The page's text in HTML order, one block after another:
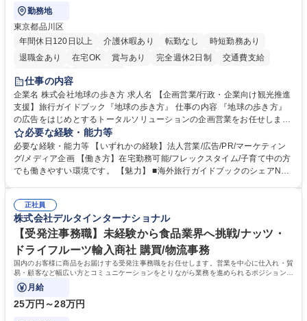
勤務地
東京都品川区
年間休日120日以上
介護休暇あり 転勤なし
時短勤務あり
退職金あり
在宅OK 賞与あり 完全週休2日制
交通費支給
駅近5分以内
仕事の内容
企業名 株式会社地球の歩き方 求人名 【企画営業/行政・企業向け観光推進
支援】旅行ガイドブック『地球の歩き方』 仕事の内容 『地球の歩き方』
の広告をはじめとするトータルソリューションの企画営業をお任せしま
す。クライアントは、観光（海外旅行、国内旅行、インバウンド）で地域
や事業を推進したい国内外の行政や企業です。 【業務詳細】■『地球の歩
き方』は海外旅行ガイドブックのNo.1ブランドであり、国内旅行において
も牽引しております。観光推進支援においても、業界を牽引する意欲的な
に、インバウンドのトップブランドに成長しております■旅が業務であ
り、日常です。旅好きにはこれ以上ない環境です 募集職種 【企画営業/行
政・企業向け観光推進支援】旅行ガイドブック『地球の歩き方』
必要な経験・能力等
必要な経験・能力等 【いずれかの経験】法人営業/広告/PR/マーケティン
グ/メディア企画 【働き方】在宅勤務可能/フレックスタイム/子育て中の方
でも働きやすい環境です。 【魅力】 ■海外旅行ガイドブックのシェアNo.1
であり、「地球の歩き方」としてどう取り組むか、共に形を作るコアメン
バーとして活躍いただきます。 学歴・資格 学歴：大学院 大学 語学力： 資
格：
正社員
株式会社デルタインターナショナル
【受発注事務職】未経験から食品業界へ挑戦/ナッツ・
ドライフルーツ輸入商社 購買/物流事務
国内のお客様に商品をお届けする受発注事務職をお任せします。営業を中心に仕入れ・貿
易・顧客など幅広い方とコミュニケーションをとりながら業務を進められるポジションで
す。
月給
25万円～28万円